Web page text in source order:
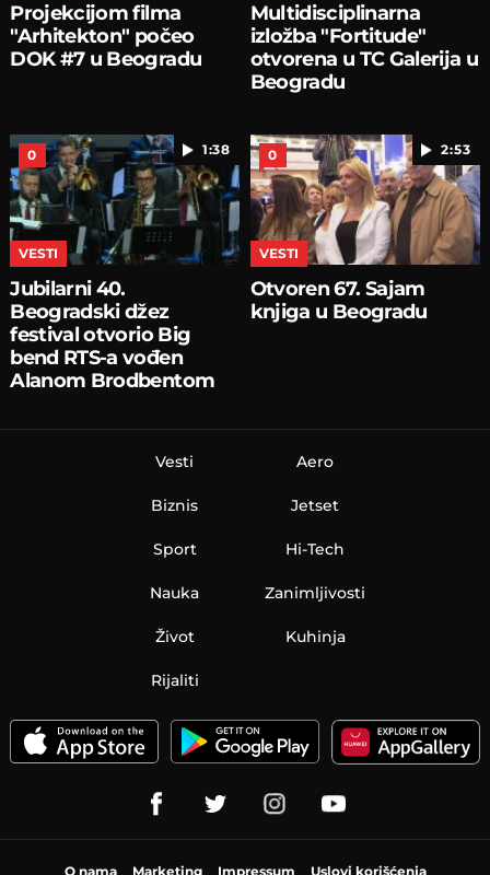
Projekcijom filma
"Arhitekton" počeo
DOK #7 u Beogradu
Multidisciplinarna
izložba "Fortitude"
otvorena u TC Galerija u
Beogradu
1:38
0
VESTI
Jubilarni 40.
Beogradski džez
festival otvorio Big
bend RTS-a vođen
Alanom Brodbentom
2:53
0
VESTI
Otvoren 67. Sajam
knjiga u Beogradu
Vesti
Biznis
Sport
Nauka
Aero
Jetset
Hi-Tech
Zanimljivosti
Život Kuhinja
Rijaliti
O nama Marketing Impressum Uslovi korišćenja